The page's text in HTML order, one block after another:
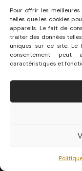
Pour offrir les meilleures
telles que les cookies
appareils. Le fait de
traiter des données
uniques sur ce site.
consentement
caractéristiques et
via deux
pour le